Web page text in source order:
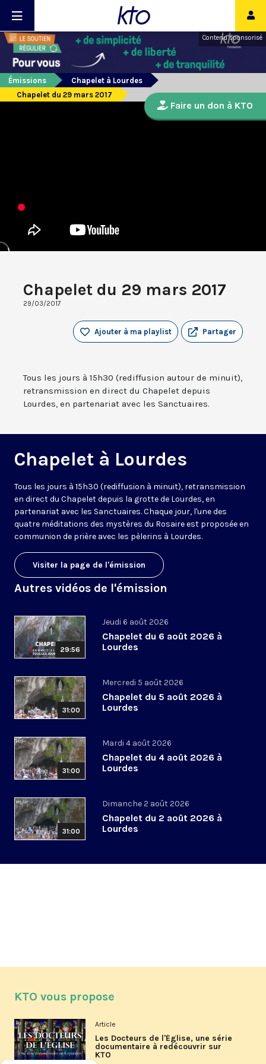
Contenu sponsorisé
Émissions
Chapelet à Lourdes
Chapelet du 29 mars 2017
Chapelet du 29 mars 2017
29/03/2017
Partager
Ajouter à ma playlist
Tous les jours à 15h30 (rediffusion autour de minuit),
retransmission en direct du Chapelet depuis
Lourdes, en partenariat avec les Sanctuaires.
Chapelet à Lourdes
Tous les jours à 15h30 (rediffusion à minuit), retransmission
en direct du Chapelet depuis la grotte de Lourdes, en
partenariat avec les Sanctuaires. Chaque jour, l'une des
quatre méditations des mystères du Rosaire est proposée en
communion de prière avec les pèlerins à Lourdes.
Visiter la page de l'émission
Autres vidéos de l'émission
29:56
Jeudi 6 août 2026
Chapelet du 6 août 2026 à
Lourdes
31:00
Mercredi 5 août 2026
Chapelet du 5 août 2026 à
Lourdes
31:00
Mardi 4 août 2026
Chapelet du 4 août 2026 à
Lourdes
31:00
Dimanche 2 août 2026
Chapelet du 2 août 2026 à
Lourdes
Faire un don à KTO
KTO vous propose
Article
Les Docteurs de l'Église, une série
documentaire à redécouvrir sur
KTO